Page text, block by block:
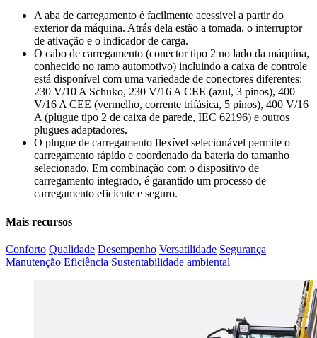
A aba de carregamento é facilmente acessível a partir do
exterior da máquina. Atrás dela estão a tomada, o interruptor
de ativação e o indicador de carga.
O cabo de carregamento (conector tipo 2 no lado da máquina,
conhecido no ramo automotivo) incluindo a caixa de controle
está disponível com uma variedade de conectores diferentes:
230 V/10 A Schuko, 230 V/16 A CEE (azul, 3 pinos), 400
V/16 A CEE (vermelho, corrente trifásica, 5 pinos), 400 V/16
A (plugue tipo 2 de caixa de parede, IEC 62196) e outros
plugues adaptadores.
O plugue de carregamento flexível selecionável permite o
carregamento rápido e coordenado da bateria do tamanho
selecionado. Em combinação com o dispositivo de
carregamento integrado, é garantido um processo de
carregamento eficiente e seguro.
Mais recursos
Conforto Qualidade Desempenho Versatilidade Segurança
Manutenção Eficiência Sustentabilidade ambiental